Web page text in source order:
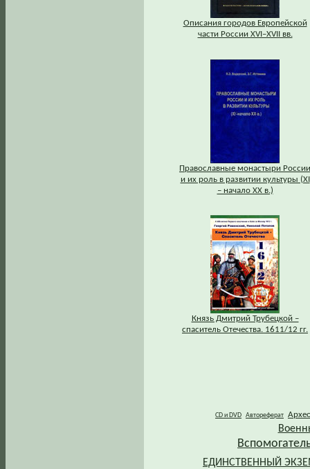
Описания городов Европейской
части России XVI–XVII вв.
Православные монастыри России
и их роль в развитии культуры (XI
– начало XX в.)
Князь Дмитрий Трубецкой –
спаситель Отечества. 1611/12 гг.
CD и DVD Автореферат
ЕДИНСТВЕННЫЙ